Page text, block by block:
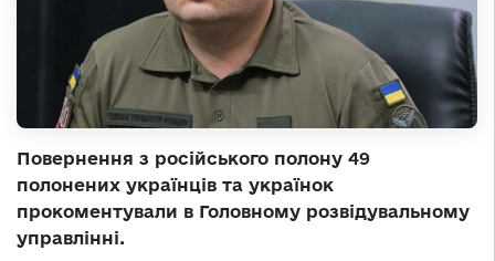
Повернення з російського полону 49
полонених українців та українок
прокоментували в Головному розвідувальному
управлінні.